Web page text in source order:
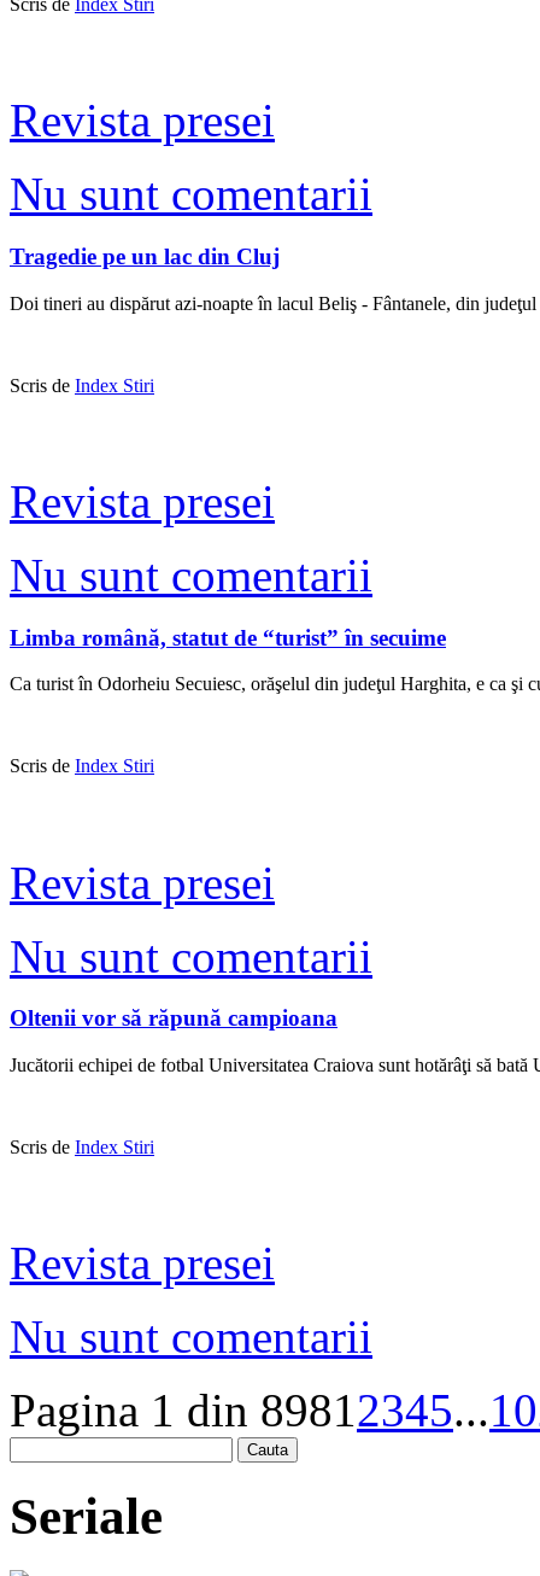
Scris de Index Stiri
Revista presei
Nu sunt comentarii
Tragedie pe un lac din Cluj
Doi tineri au dispărut azi-noapte în lacul Beliş - Fântanele, din
Scris de Index Stiri
Revista presei
Nu sunt comentarii
Limba română, statut de “turist” în secuime
Ca turist în Odorheiu Secuiesc, orăşelul din judeţul Harghita, e ca şi
Scris de Index Stiri
Revista presei
Nu sunt comentarii
Oltenii vor să răpună campioana
Jucătorii echipei de fotbal Universitatea Craiova sunt hotărâţi să
Scris de Index Stiri
Revista presei
Nu sunt comentarii
Pagina 1 din 89812345...10
Cauta
Seriale